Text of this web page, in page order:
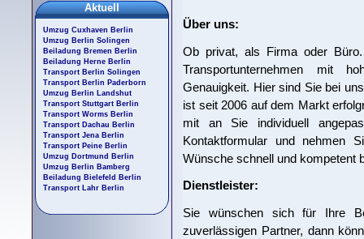
Über uns:
Ob privat, als Firma oder
Transportunternehmen mit
Genauigkeit. Hier sind Sie bei
ist seit 2006 auf dem Markt
mit an Sie individuell
Kontaktformular und nehmen
Wünsche schnell und kompetent
Dienstleister:
Sie wünschen sich für Ihre
zuverlässigen Partner, dann
Aktuell
Umzug Cuxhaven Berlin
Umzug Berlin Solingen
Beiladung Bremen Berlin
Beiladung Herne Berlin
Transport Berlin Solingen
Transport Berlin Paderborn
Umzug Berlin Landshut
Transport Stuttgart Berlin
Transport Worms Berlin
Transport Dachau Berlin
Transport Jena Berlin
Transport Peine Berlin
Umzug Dortmund Berlin
Umzug Berlin Bamberg
Beiladung Bielefeld Berlin
Transport Lahr Berlin